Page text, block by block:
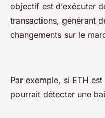
objectif est d’exécuter
transactions, générant
changements sur le
Par exemple, si ETH
pourrait détecter une